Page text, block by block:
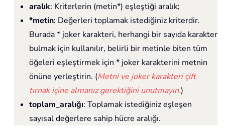
aralık: Kriterlerin (metin*) eşleştiği aralık;
*metin: Değerleri toplamak istediğiniz kriterdir.
Burada * joker karakteri, herhangi bir sayıda karakter
bulmak için kullanılır, belirli bir metinle biten tüm
öğeleri eşleştirmek için * joker karakterini metnin
önüne yerleştirin. (Metni ve joker karakteri çift
tırnak içine almanız gerektiğini unutmayın.)
toplam_aralığı: Toplamak istediğiniz eşleşen
sayısal değerlere sahip hücre aralığı.